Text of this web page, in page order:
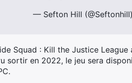
— Sefton Hill (@Seftonhill)
Squad : Kill the Justice
sortir en 2022, le jeu sera